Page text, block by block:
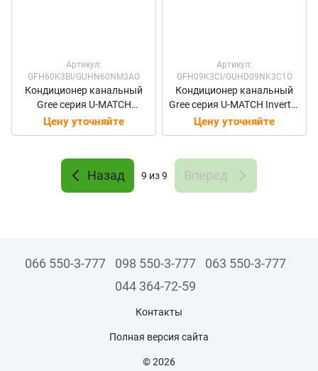
Артикул:
GFH60K3BI/GUHN60NM3AO
Кондиционер канальный
Gree серия U-MATCH
GFH60K3BI/GUHN60NM3AO
Цену уточняйте
Артикул:
GFH09K3CI/GUHD09NK3C1O
Кондиционер канальный
Gree серия U-MATCH Invertor
GFH09K3CI/GUHD09NK3C1
O
Цену уточняйте
Назад 9 из 9 Вперед
066 550-3-777 098 550-3-777
063 550-3-777
044 364-72-59
Контакты
Полная версия сайта
© 2026